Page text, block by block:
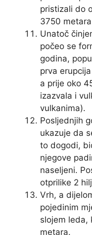
pristizali do
3750
Unatoč
počeo se
godina,
prva
a prije oko
izazvala i
vulkanima).
Posljednjih
ukazuje da
to dogodi,
njegove
naseljeni.
otprilike 2
Vrh, a
pojedinim
slojem leda,
metara.